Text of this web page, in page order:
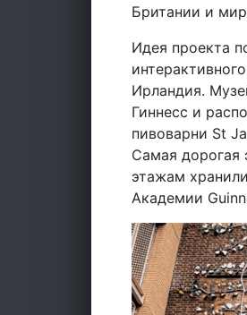
Британии и
Идея проекта
Ирландия.
Гиннесс и
пивоварни St
Самая дорогая
этажам
Академии